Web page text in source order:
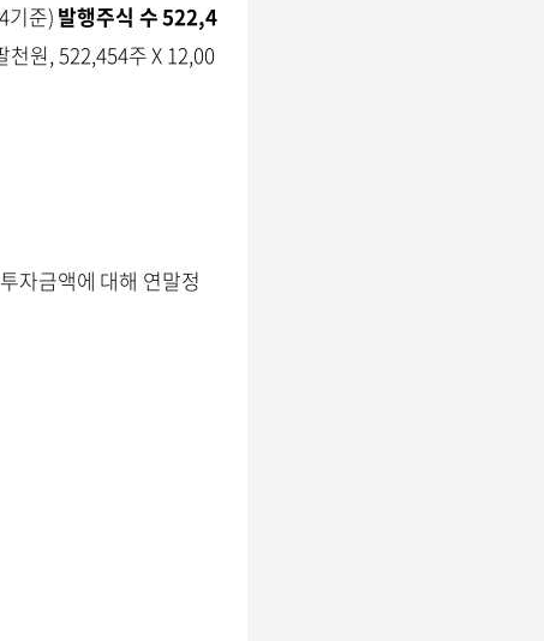
기준) 발행주식 수 522,4
원, 522,454주 X 12,00
자금액에 대해 연말정